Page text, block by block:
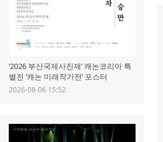
‘2026 부산국제사진제’ 캐논코리아 특
별전 ‘캐논 미래작가전’ 포스터
2026-08-06 15:52